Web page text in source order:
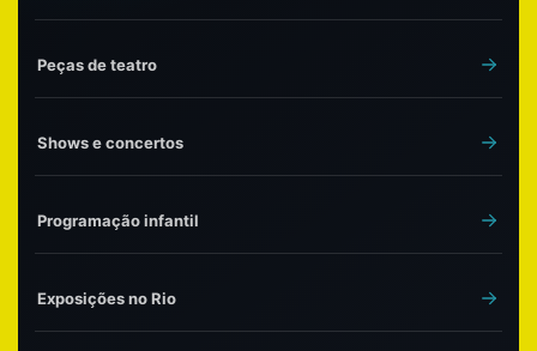
Peças de teatro
Shows e concertos
Programação infantil
Exposições no Rio